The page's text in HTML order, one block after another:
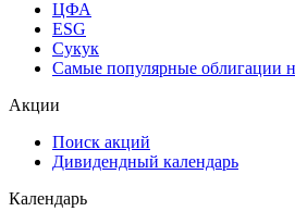
ЦФА
ESG
Сукук
Самые популярные облигации
Акции
Поиск акций
Дивидендный календарь
Календарь